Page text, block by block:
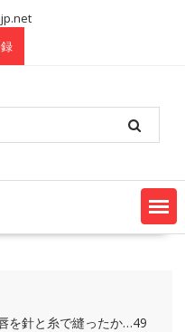
を針と糸で縫ったか…49